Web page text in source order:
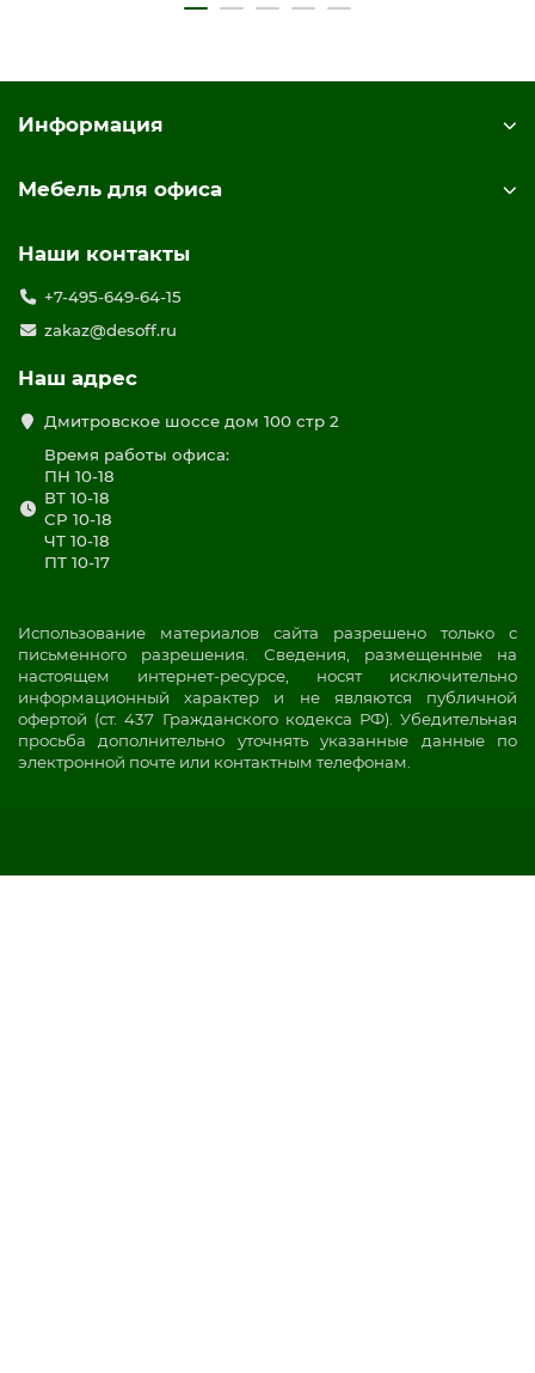
Информация
Мебель для офиса
Наши контакты
+7-495-649-64-15
zakaz@desoff.ru
Наш адрес
Дмитровское шоссе дом 100 стр 2
Время работы офиса:
ПН 10-18
ВТ 10-18
СР 10-18
ЧТ 10-18
ПТ 10-17
Использование материалов сайта разрешено только с
письменного разрешения. Сведения, размещенные на
настоящем интернет-ресурсе, носят исключительно
информационный характер и не являются публичной
офертой (ст. 437 Гражданского кодекса РФ). Убедительная
просьба дополнительно уточнять указанные данные по
электронной почте или контактным телефонам.